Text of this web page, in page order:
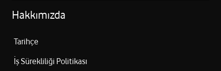
Hakkımızda
Tarihçe
İş Sürekliliği Politikası